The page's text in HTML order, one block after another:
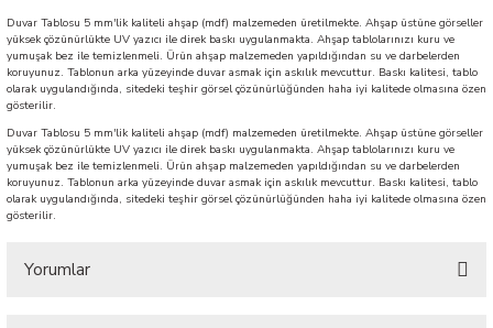
Duvar Tablosu 5 mm'lik kaliteli ahşap (mdf) malzemeden üretilmekte. Ahşap üstüne görseller
yüksek çözünürlükte UV yazıcı ile direk baskı uygulanmakta. Ahşap tablolarınızı kuru ve
yumuşak bez ile temizlenmeli. Ürün ahşap malzemeden yapıldığından su ve darbelerden
koruyunuz. Tablonun arka yüzeyinde duvar asmak için askılık mevcuttur. Baskı kalitesi, tablo
olarak uygulandığında, sitedeki teşhir görsel çözünürlüğünden haha iyi kalitede olmasına özen
gösterilir.
Duvar Tablosu 5 mm'lik kaliteli ahşap (mdf) malzemeden üretilmekte. Ahşap üstüne görseller
yüksek çözünürlükte UV yazıcı ile direk baskı uygulanmakta. Ahşap tablolarınızı kuru ve
yumuşak bez ile temizlenmeli. Ürün ahşap malzemeden yapıldığından su ve darbelerden
koruyunuz. Tablonun arka yüzeyinde duvar asmak için askılık mevcuttur. Baskı kalitesi, tablo
olarak uygulandığında, sitedeki teşhir görsel çözünürlüğünden haha iyi kalitede olmasına özen
gösterilir.
Yorumlar